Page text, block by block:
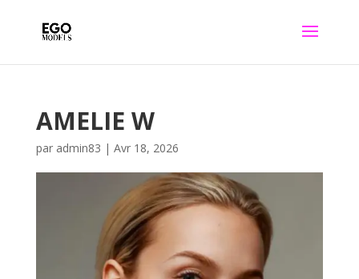
AMELIE W
par admin83 | Avr 18, 2026